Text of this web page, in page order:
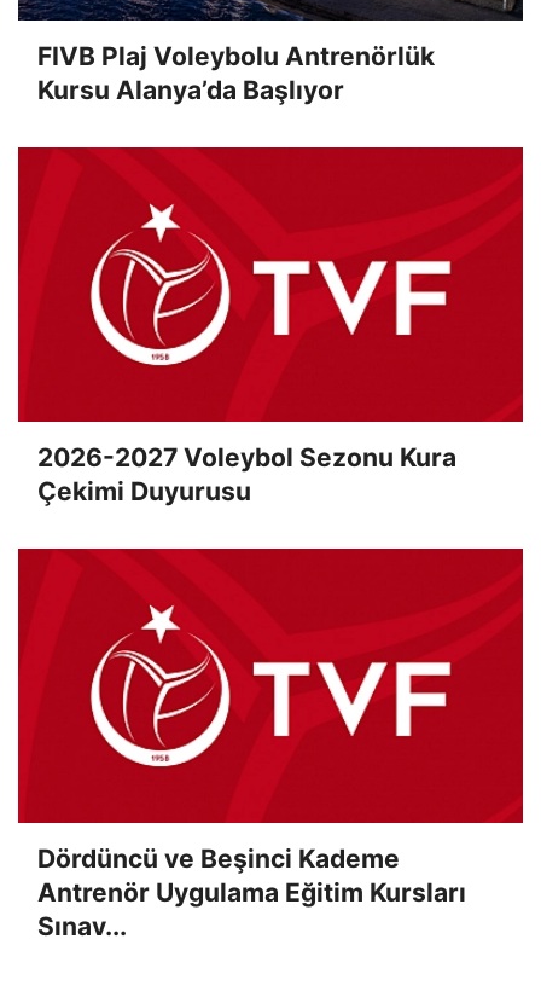
FIVB Plaj Voleybolu Antrenörlük
Kursu Alanya’da Başlıyor
2026-2027 Voleybol Sezonu Kura
Çekimi Duyurusu
Dördüncü ve Beşinci Kademe
Antrenör Uygulama Eğitim Kursları
Sınav...